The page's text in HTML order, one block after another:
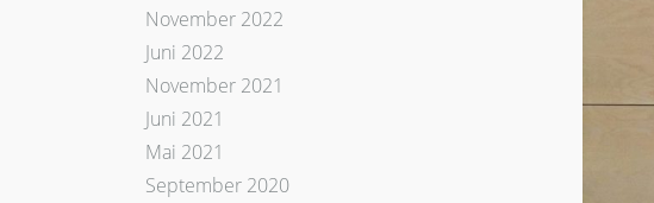
November 2022
Juni 2022
November 2021
Juni 2021
Mai 2021
September 2020